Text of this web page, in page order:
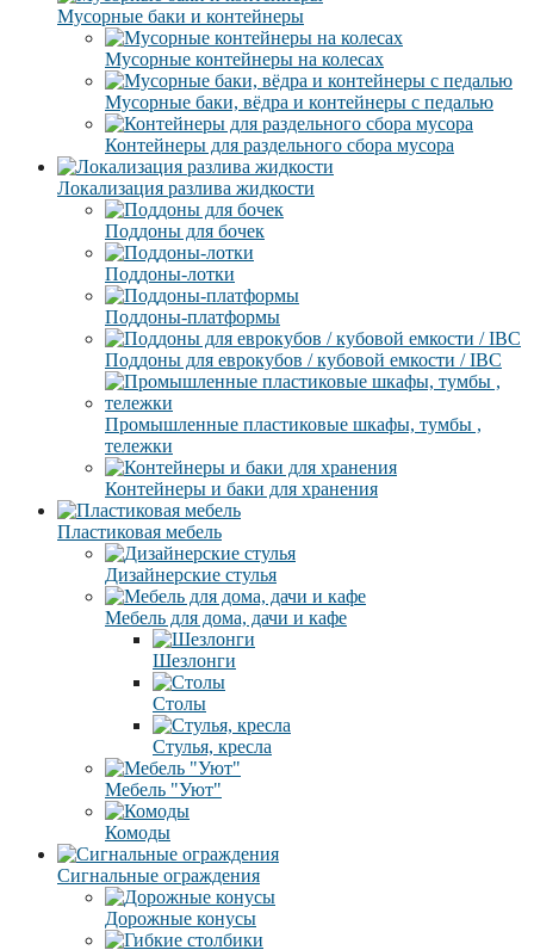
Мусорные баки и контейнеры
Мусорные контейнеры на колесах
Мусорные баки, вёдра и контейнеры с педалью
Контейнеры для раздельного сбора мусора
Локализация разлива жидкости
Поддоны для бочек
Поддоны-лотки
Поддоны-платформы
Поддоны для еврокубов / кубовой емкости / IBC
Промышленные пластиковые шкафы, тумбы ,
тележки
Контейнеры и баки для хранения
Пластиковая мебель
Дизайнерские стулья
Мебель для дома, дачи и кафе
Шезлонги
Столы
Стулья, кресла
Мебель "Уют"
Комоды
Сигнальные ограждения
Дорожные конусы